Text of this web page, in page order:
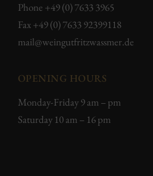
Phone +49 (0) 7633 3965
Fax +49 (0) 7633 92399118
mail@weingutfritzwassmer.de
OPENING HOURS
Monday-Friday 9 am – pm
Saturday 10 am – 16 pm